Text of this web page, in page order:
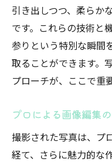
引き出しつつ、柔らか
です。これらの技術と
参りという特別な瞬間
取ることができます。
プローチが、ここで重
プロによる画像編集
撮影された写真は、プ
経て、さらに魅力的な